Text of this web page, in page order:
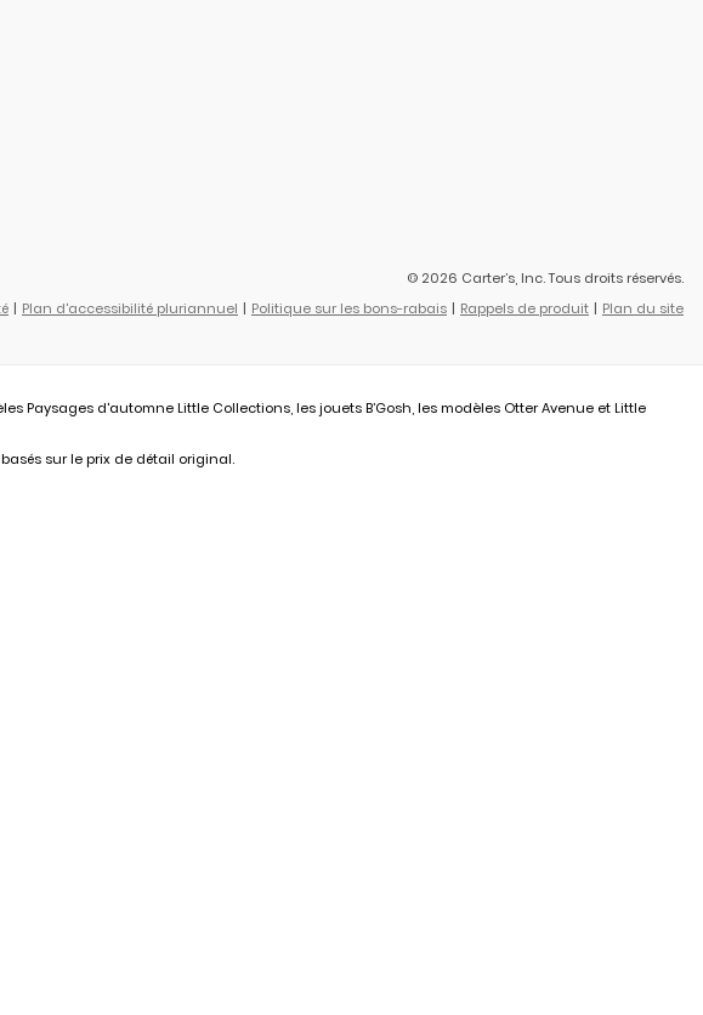
© 2026 Carter’s, Inc. Tous droits réservés.
Plan d'accessibilité pluriannuel Politique sur les bons-rabais Rappels de produit Plan du site
Paysages d'automne Little Collections, les jouets B’Gosh, les modèles Otter Avenue et Little
basés sur le prix de détail original.